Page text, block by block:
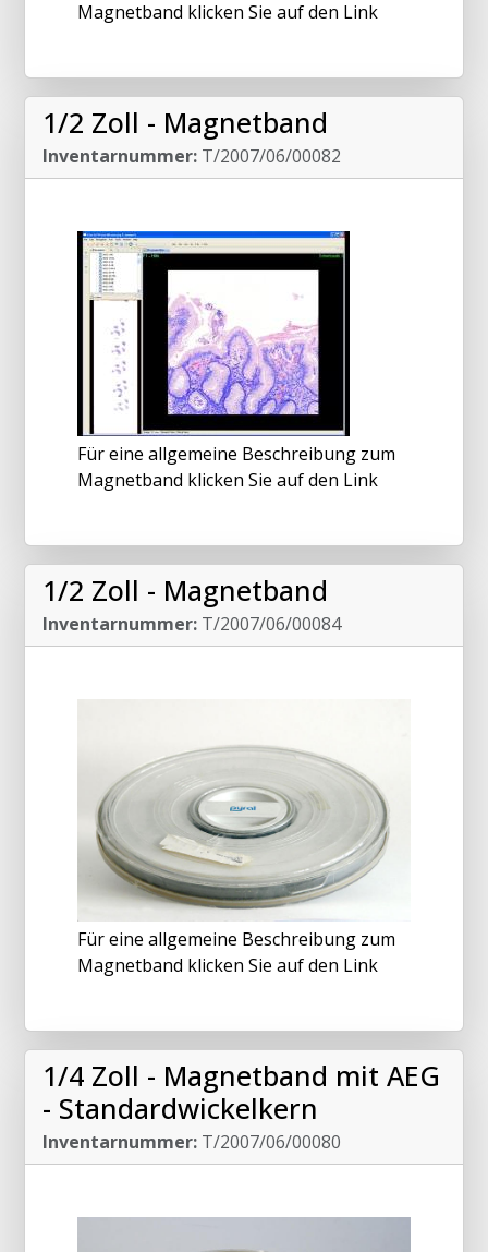
Magnetband klicken Sie auf den Link
1/2 Zoll - Magnetband
Inventarnummer: T/2007/06/00082
Für eine allgemeine Beschreibung zum
Magnetband klicken Sie auf den Link
1/2 Zoll - Magnetband
Inventarnummer: T/2007/06/00084
Für eine allgemeine Beschreibung zum
Magnetband klicken Sie auf den Link
1/4 Zoll - Magnetband mit AEG
- Standardwickelkern
Inventarnummer: T/2007/06/00080